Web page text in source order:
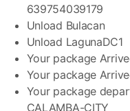
639754039179
Unload Bulacan
Unload LagunaDC1
Your package
Your package
Your package
CALAMBA-CITY